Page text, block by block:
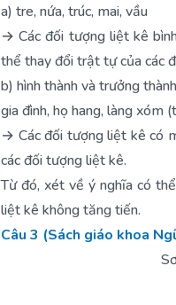
a) tre, nứa, trúc, mai, vầu
→ Các đối tượng liệt kê
thể thay đổi trật tự của các
b) hình thành và trưởng
gia đình, họ hang, làng xóm
→ Các đối tượng liệt kê có
các đối tượng liệt kê.
Từ đó, xét về ý nghĩa có
liệt kê không tăng tiến.
Câu 3 (Sách giáo khoa